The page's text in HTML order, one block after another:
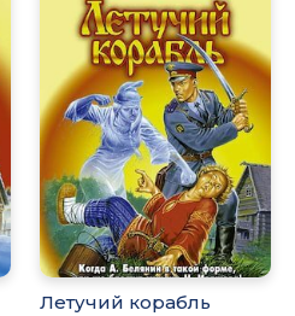
Летучий корабль